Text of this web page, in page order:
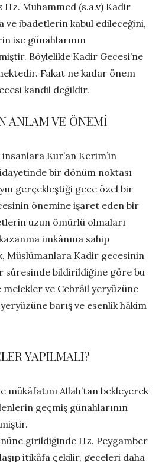
Muhammed (s.a.v) Kadir
ve ibadetlerin kabul edileceğini,
ise günahlarının
Böylelikle Kadir Gecesi’ne
Fakat ne kadar önem
kandil değildir.
ANLAM VE ÖNEMİ
insanlara Kur’an Kerim’in
bir dönüm noktası
gerçekleştiği gece özel bir
önemine işaret eden bir
uzun ömürlü olmaları
imkânına sahip
Müslümanlara Kadir gecesinin
sûresinde bildirildiğine göre bu
melekler ve Cebrâil yeryüzüne
barış ve esenlik hâkim
YAPILMALI?
mükâfatını Allah’tan bekleyerek
geçmiş günahlarının
girildiğinde Hz. Peygamber
itikâfa çekilir, geceleri daha